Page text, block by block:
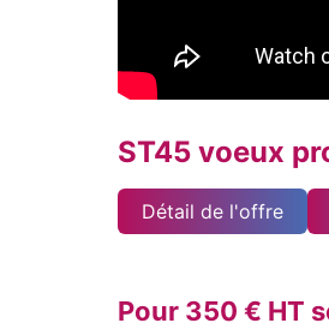
ST45 voeux
Détail de l'offre
Pour 350 € HT